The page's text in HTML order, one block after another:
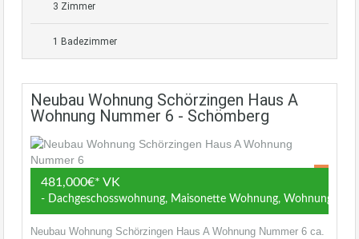
3 Zimmer
1 Badezimmer
Neubau Wohnung Schörzingen Haus A
Wohnung Nummer 6 - Schömberg
481,000€* VK
- Dachgeschosswohnung, Maisonette Wohnung, Wohnung
Neubau Wohnung Schörzingen Haus A Wohnung Nummer 6 ca.